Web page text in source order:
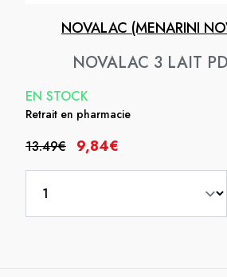
NOVALAC (MENARINI
NOVALAC 3 LAIT
EN STOCK
Retrait en pharmacie
13.49€ 9,84€